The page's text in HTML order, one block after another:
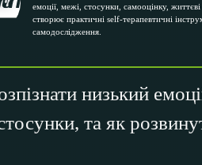
емоції, межі, стосунки, самооцінку, життєві
створює практичні self-терапевтичні
самодослідження.
низький
та як